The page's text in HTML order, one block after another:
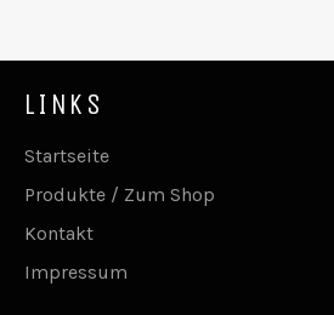
LINKS
Startseite
Produkte / Zum Shop
Kontakt
Impressum